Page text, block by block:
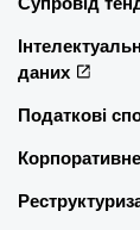
даних
Податкові